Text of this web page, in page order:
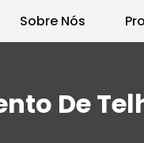
Sobre Nós
De